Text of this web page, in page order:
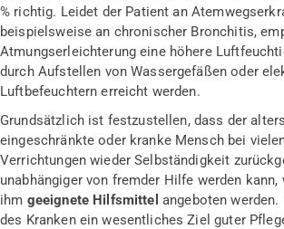
% richtig. Leidet der Patient an
beispielsweise an chronischer Bronchitis,
Atmungserleichterung eine höhere
durch Aufstellen von Wassergefäßen oder
Luftbefeuchtern erreicht werden.
Grundsätzlich ist festzustellen, dass der
eingeschränkte oder kranke Mensch bei
Verrichtungen wieder Selbständigkeit
unabhängiger von fremder Hilfe werden kann,
ihm geeignete Hilfsmittel angeboten
des Kranken ein wesentliches Ziel guter